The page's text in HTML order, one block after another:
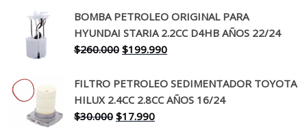
original
era:
$650.000.
actual
es:
$519.990.
BOMBA PETROLEO ORIGINAL PARA
HYUNDAI STARIA 2.2CC D4HB AÑOS 22/24
$260.000 El
original
era:
$260.000.
$199.990El
actual
es:
FILTRO PETROLEO SEDIMENTADOR TOYOTA
HILUX 2.4CC 2.8CC AÑOS 16/24
$30.000 El
$17.990El